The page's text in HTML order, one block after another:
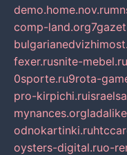
demo.home.nov.ru
comp-land.org
fexer.rusnite-mebel.ru
0sporte.ru9rota-
pro-kirpichi.ru
mynances.org
odnokartinki.ru
oysters-digital.ruo-